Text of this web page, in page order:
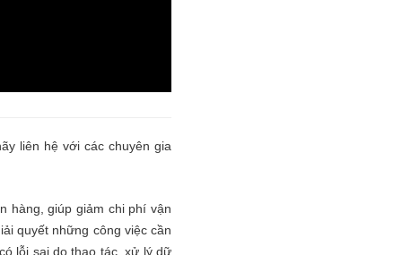
liên hệ với các chuyên gia
hàng, giúp giảm chi phí vận
quyết những công việc cần
lỗi sai do thao tác, xử lý dữ